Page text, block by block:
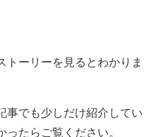
トーリーを見るとわかりま
事でも少しだけ紹介してい
たらご覧ください。